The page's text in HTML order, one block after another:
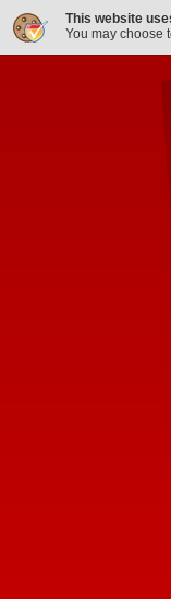
This website
You may choose